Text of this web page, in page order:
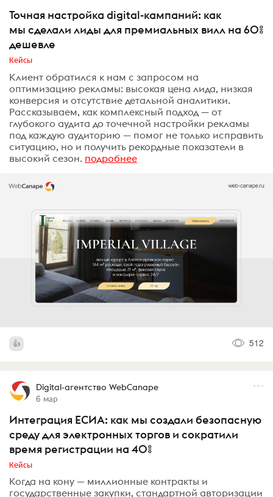
Точная настройка digital-кампаний: как
мы сделали лиды для премиальных вилл на 60%
дешевле
Кейсы
Клиент обратился к нам с запросом на
оптимизацию рекламы: высокая цена лида, низкая
конверсия и отсутствие детальной аналитики.
Рассказываем, как комплексный подход — от
глубокого аудита до точечной настройки рекламы
под каждую аудиторию — помог не только исправить
ситуацию, но и получить рекордные показатели в
высокий сезон. подробнее
512
Digital-агентство WebCanape
6 мар
Интеграция ЕСИА: как мы создали безопасную
среду для электронных торгов и сократили
время регистрации на 40%
Кейсы
Когда на кону — миллионные контракты и
государственные закупки, стандартной авторизации